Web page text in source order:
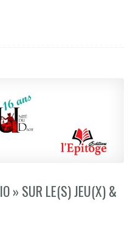
» SUR LE(S) JEU(X) &